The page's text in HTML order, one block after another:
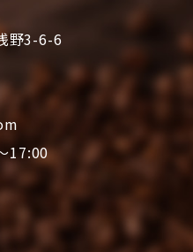
野3-6-6
17:00